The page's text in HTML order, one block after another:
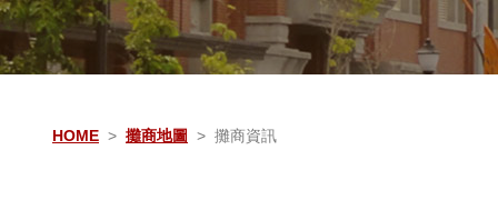
HOME 攤商地圖 攤商資訊